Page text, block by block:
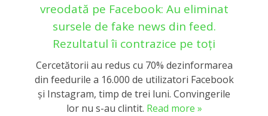
vreodată pe Facebook: Au eliminat
sursele de fake news din feed.
Rezultatul îi contrazice pe toți
Cercetătorii au redus cu 70% dezinformarea
din feedurile a 16.000 de utilizatori Facebook
și Instagram, timp de trei luni. Convingerile
lor nu s-au clintit. Read more »